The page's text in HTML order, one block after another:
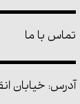
تماس با ما
آدرس: خیابان